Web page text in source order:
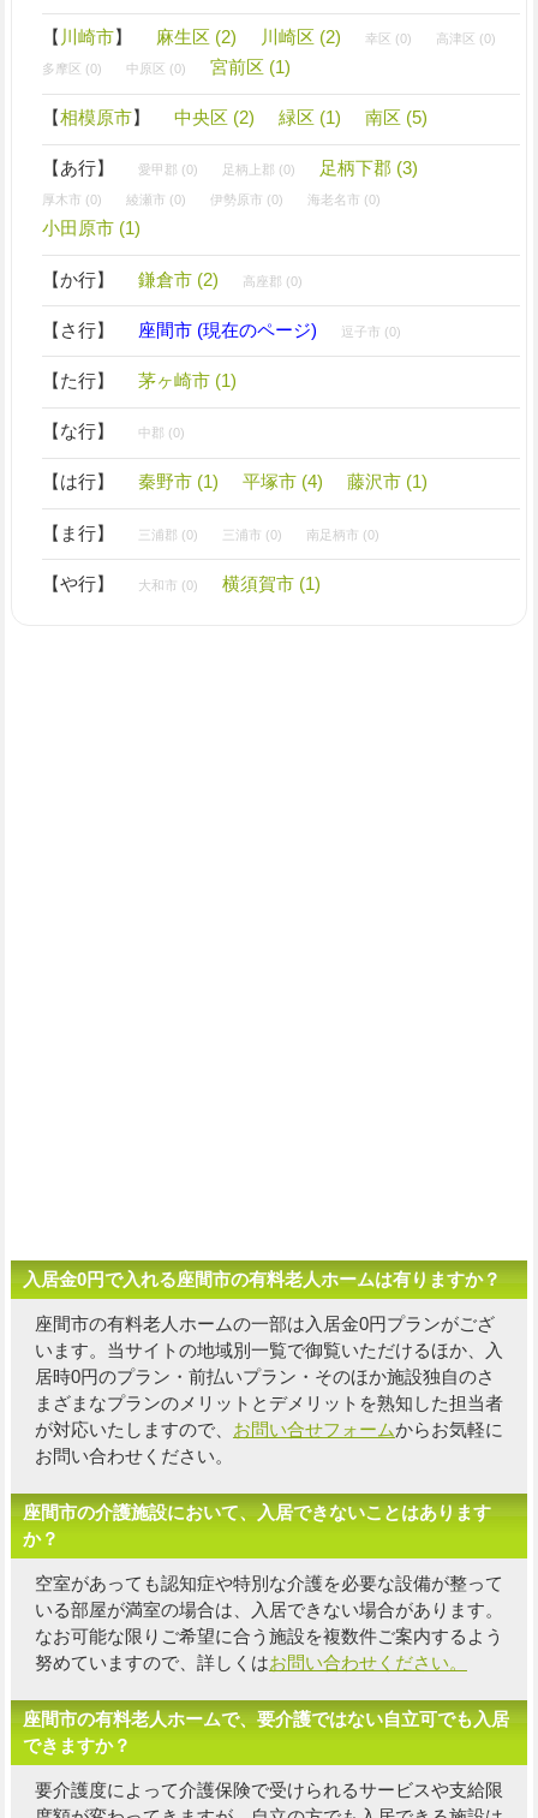
【 川崎市】 麻生区 (2) 川崎区 (2) 幸区 (0) 高津区 (0)
多摩区 (0) 中原区 (0) 宮前区 (1)
【相模原市】 中央区 (2) 緑区 (1) 南区 (5)
【あ行】 愛甲郡 (0) 足柄上郡 (0) 足柄下郡 (3)
厚木市 (0) 綾瀬市 (0) 伊勢原市 (0) 海老名市 (0)
小田原市 (1)
【か行】 鎌倉市 (2) 高座郡 (0)
【さ行】 座間市 (現在のページ) 逗子市 (0)
【た行】 茅ヶ崎市 (1)
【な行】 中郡 (0)
【は行】 秦野市 (1) 平塚市 (4) 藤沢市 (1)
【ま行】 三浦郡 (0) 三浦市 (0) 南足柄市 (0)
【や行】 大和市 (0) 横須賀市 (1)
入居金0円で入れる座間市の有料老人ホームは有りますか？
座間市の有料老人ホームの一部は入居金0円プランがござ
います。当サイトの地域別一覧で御覧いただけるほか、入
居時0円のプラン・前払いプラン・そのほか施設独自のさ
まざまなプランのメリットとデメリットを熟知した担当者
が対応いたしますので、 お問い合せフォームからお気軽に
お問い合わせください。
座間市の介護施設において、入居できないことはあります
か？
空室があっても認知症や特別な介護を必要な設備が整って
いる部屋が満室の場合は、入居できない場合があります。
なお可能な限り ご希望に合う施設を複数件ご案内するよう
努めていますので、詳しくはお問い合わせください。
座間市の有料老人ホームで、要介護ではない自立可でも入居
できますか？
要介護度によって介護保険で受けられるサービスや支給限